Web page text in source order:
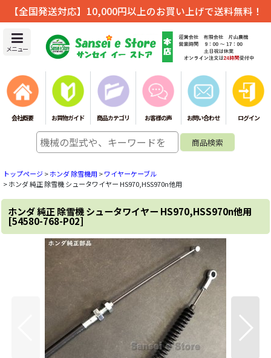
【全国発送対応】10,000円以上のお買い上げで送料無料！
メニュー
会社概要 お買物ガイド 商品カテゴリ お客様の声 お問い合わせ ログイン
トップページ>ホンダ 除雪機用 >ワイヤーケーブル
>ホンダ 純正 除雪機 シュータワイヤー HS970,HSS970n他用
ホンダ 純正 除雪機 シュータワイヤー HS970,HSS970n他用
[54580-768-P02]